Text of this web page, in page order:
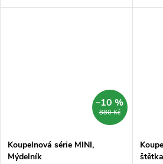
dávkovače 425 ml. Pumpička
880 Kč
–10 %
Koupelnová série MINI,
Mýdelník
štětka